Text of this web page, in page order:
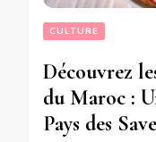
CULTURE
Découvrez
du Maroc :
Pays des